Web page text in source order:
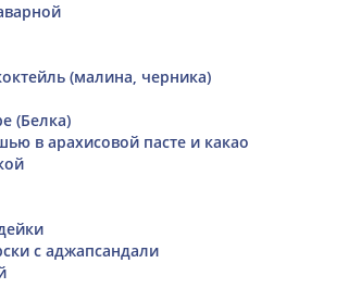
(малина, черника)
(Белка)
в арахисовой пасте и какао
с аджапсандали